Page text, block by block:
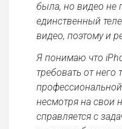
была, но видео не
единственный
видео, поэтому и
Я понимаю что
требовать от него
несмотря на свои
справляется с